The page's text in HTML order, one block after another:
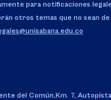
para notificaciones
otros temas que no sean
del Común,Km. 7,